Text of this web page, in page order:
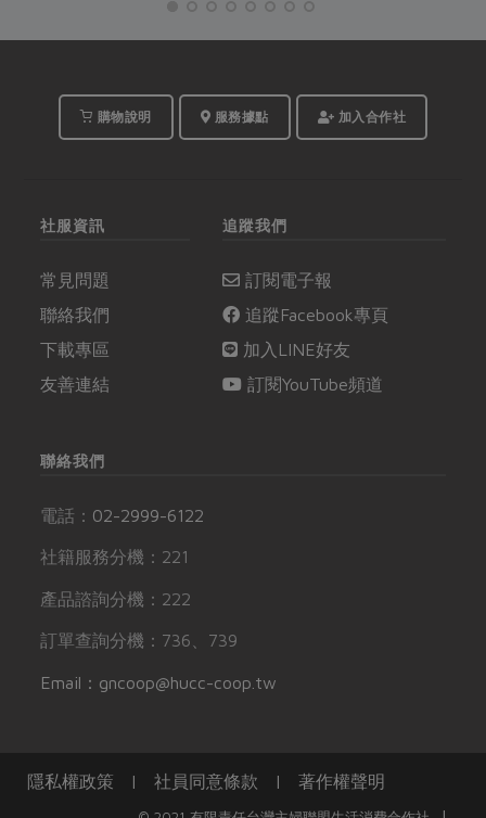
材的循環利用，二是使
用國產飼料養出善糧黃
目標都困難重重。如今
配方的台灣善糧黃金土
雞。
購物說明 服務據點 加入合作社
社服資訊
常見問題
聯絡我們
下載專區
友善連結
追蹤我們
訂閱電子報
追蹤Facebook專頁
加入LINE好友
訂閱YouTube頻道
聯絡我們
電話： 02-2999-6122
社籍服務分機：221
產品諮詢分機：222
訂單查詢分機：736、739
Email：gncoop@hucc-coop.tw
隱私權政策 | 社員同意條款 | 著作權聲明